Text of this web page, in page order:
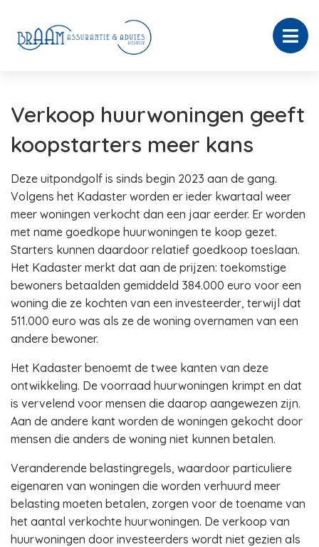
Verkoop huurwoningen geeft
koopstarters meer kans
Deze uitpondgolf is sinds begin 2023 aan de gang.
Volgens het Kadaster worden er ieder kwartaal weer
meer woningen verkocht dan een jaar eerder. Er worden
met name goedkope huurwoningen te koop gezet.
Starters kunnen daardoor relatief goedkoop toeslaan.
Het Kadaster merkt dat aan de prijzen: toekomstige
bewoners betaalden gemiddeld 384.000 euro voor een
woning die ze kochten van een investeerder, terwijl dat
511.000 euro was als ze de woning overnamen van een
andere bewoner.
Het Kadaster benoemt de twee kanten van deze
ontwikkeling. De voorraad huurwoningen krimpt en dat
is vervelend voor mensen die daarop aangewezen zijn.
Aan de andere kant worden de woningen gekocht door
mensen die anders de woning niet kunnen betalen.
Veranderende belastingregels, waardoor particuliere
eigenaren van woningen die worden verhuurd meer
belasting moeten betalen, zorgen voor de toename van
het aantal verkochte huurwoningen. De verkoop van
huurwoningen door investeerders wordt niet gezien als